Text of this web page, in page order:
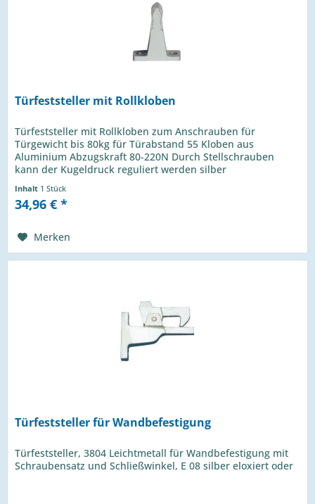
Türfeststeller mit Rollkloben
Türfeststeller mit Rollkloben zum Anschrauben für
Türgewicht bis 80kg für Türabstand 55 Kloben aus
Aluminium Abzugskraft 80-220N Durch Stellschrauben
kann der Kugeldruck reguliert werden silber
Inhalt 1 Stück
34,96 € *
Merken
Türfeststeller für Wandbefestigung
Türfeststeller, 3804 Leichtmetall für Wandbefestigung mit
Schraubensatz und Schließwinkel, E 08 silber eloxiert oder